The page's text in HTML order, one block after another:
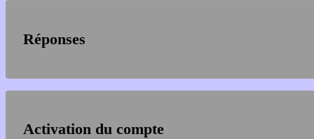
Réponses
Activation du compte